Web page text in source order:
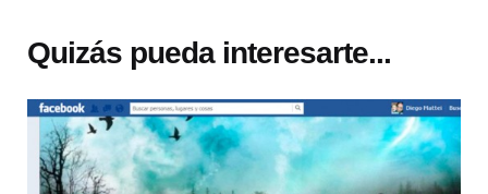
Quizás pueda interesarte...